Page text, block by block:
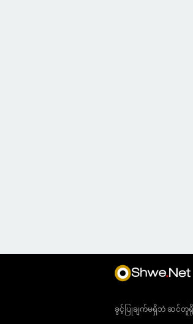
ခွင့်ပြုချက်မရှိဘဲ ဆင်တူရို